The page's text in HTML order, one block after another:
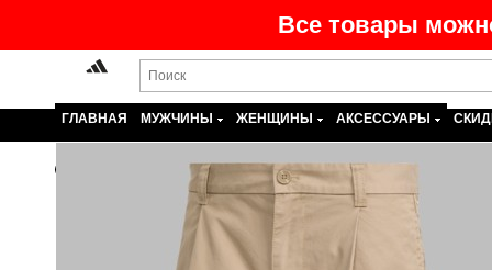
Все товары
ГЛАВНАЯ МУЖЧИНЫ ЖЕНЩИНЫ АКСЕССУАРЫ
На главную Каталог > Мужчины